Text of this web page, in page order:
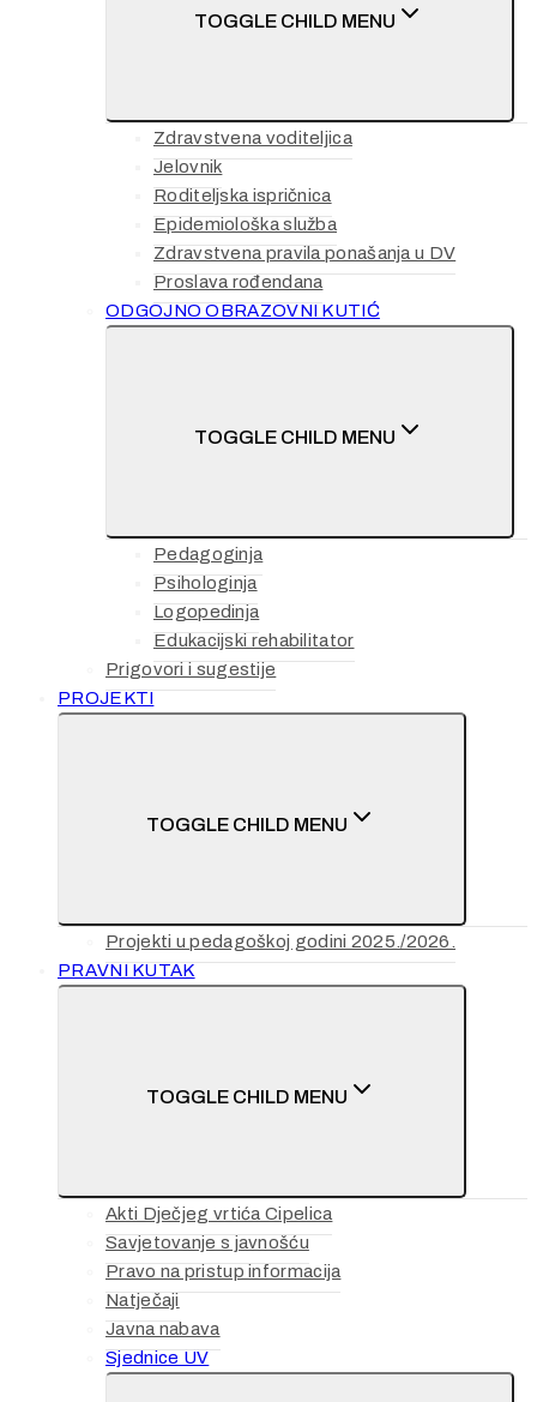
TOGGLE CHILD MENU
Zdravstvena voditeljica
Jelovnik
Roditeljska ispričnica
Epidemiološka služba
Zdravstvena pravila ponašanja u DV
Proslava rođendana
ODGOJNO OBRAZOVNI KUTIĆ
TOGGLE CHILD MENU
Pedagoginja
Psihologinja
Logopedinja
Edukacijski rehabilitator
Prigovori i sugestije
PROJEKTI
TOGGLE CHILD MENU
Projekti u pedagoškoj godini 2025./2026.
PRAVNI KUTAK
TOGGLE CHILD MENU
Akti Dječjeg vrtića Cipelica
Savjetovanje s javnošću
Pravo na pristup informacija
Natječaji
Javna nabava
Sjednice UV